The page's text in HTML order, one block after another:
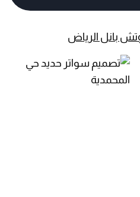
بانل الرياض